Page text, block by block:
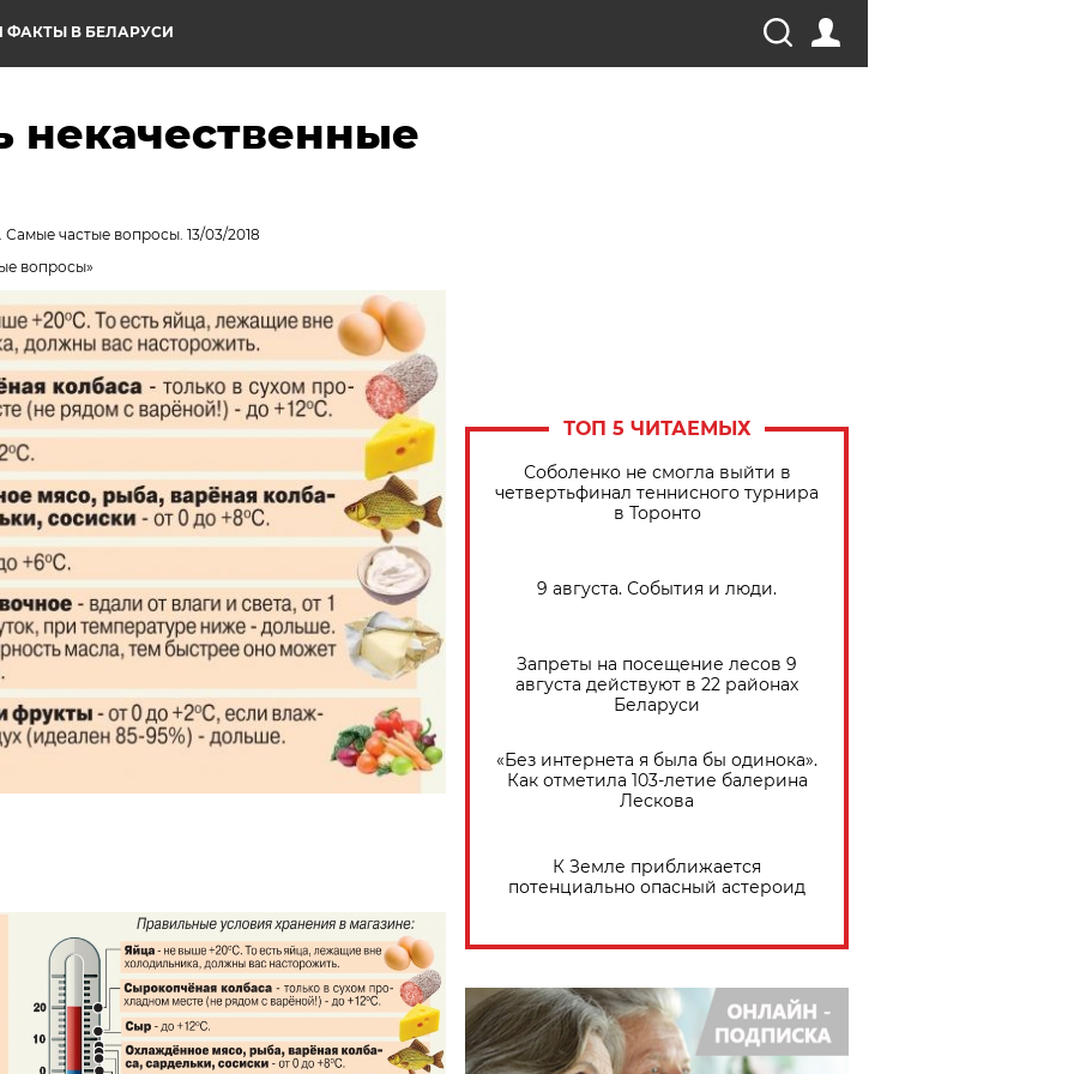
ФАКТЫ В БЕЛАРУСИ
некачественные
частые вопросы. 13/03/2018
вопросы»
ТОП 5 ЧИТАЕМЫХ
Соболенко не смогла выйти в
четвертьфинал теннисного турнира
в Торонто
9 августа. События и люди.
Запреты на посещение лесов 9
августа действуют в 22 районах
Беларуси
«Без интернета я была бы одинока».
Как отметила 103-летие балерина
Лескова
К Земле приближается
потенциально опасный астероид